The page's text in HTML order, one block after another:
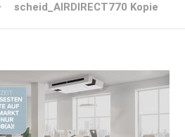
scheid_AIRDIRECT770 Kopie